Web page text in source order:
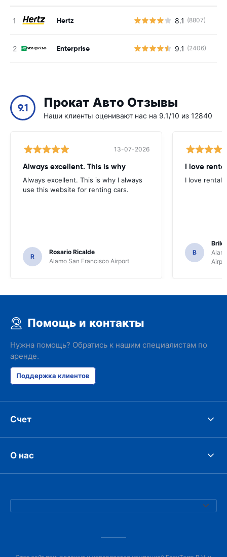
Hertz 8.1 (8807)
Enterprise 9.1 (2406)
9.1 Прокат Авто Отзывы
Наши клиенты оценивают нас на 9.1/10 из 12840
13-07-2026
Always excellent. This is why
Always excellent. This is why I always
use this website for renting cars.
R
Rosario Ricalde
Alamo San Francisco Airport
I love
I love rental
B
Помощь и контакты
Нужна помощь? Обратись к нашим специалистам по
аренде.
Поддержка клиентов
Счет
О нас